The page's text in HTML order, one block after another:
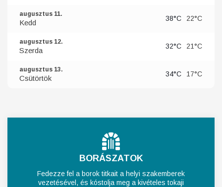
augusztus 11.
Kedd 38°C 22°C
augusztus 12.
Szerda 32°C 21°C
augusztus 13.
Csütörtök 34°C 17°C
BORÁSZATOK
Fedezze fel a borok titkait a helyi szakemberek
vezetésével, és kóstolja meg a kivételes tokaji